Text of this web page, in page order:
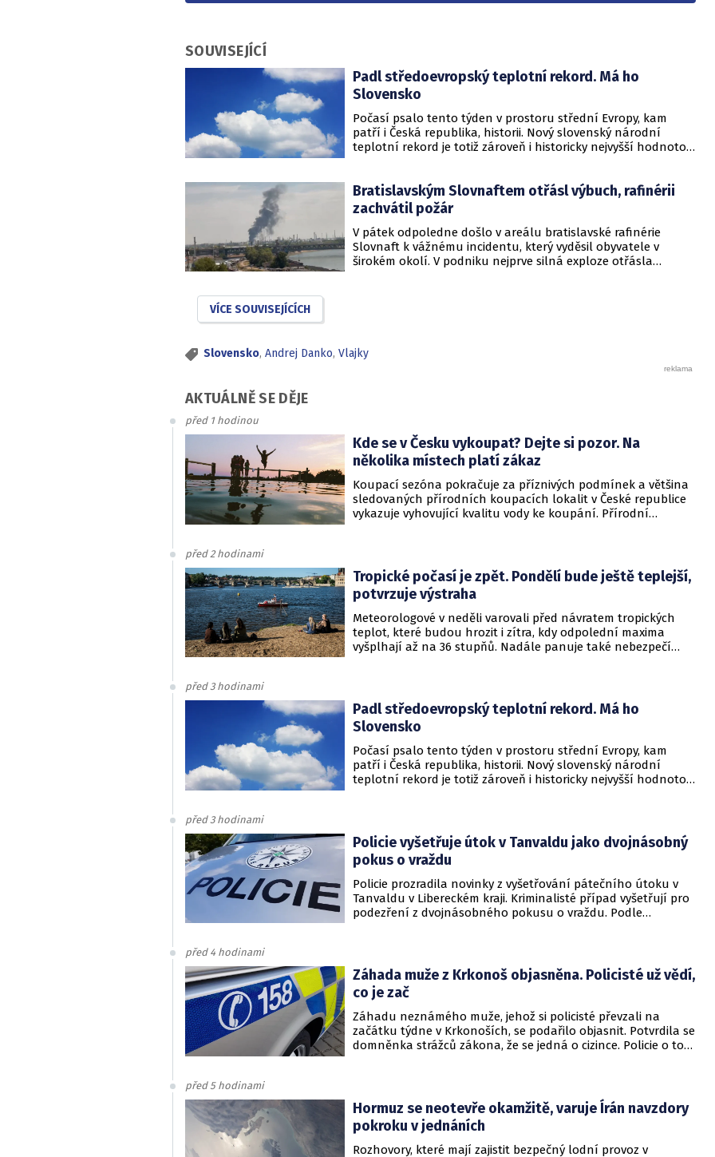
SOUVISEJÍCÍ
Padl středoevropský teplotní rekord. Má ho
Slovensko
Počasí psalo tento týden v prostoru střední Evropy, kam
patří i Česká republika, historii. Nový slovenský národní
teplotní rekord je totiž zároveň i historicky nejvyšší hodnotou
Bratislavským Slovnaftem otřásl výbuch, rafinérii
zachvátil požár
V pátek odpoledne došlo v areálu bratislavské rafinérie
Slovnaft k vážnému incidentu, který vyděsil obyvatele v
širokém okolí. V podniku nejprve silná exploze otřásla
VÍCE SOUVISEJÍCÍCH
Slovensko, Andrej Danko, Vlajky
AKTUÁLNĚ SE DĚJE
před 1 hodinou
Kde se v Česku vykoupat? Dejte si pozor. Na
několika místech platí zákaz
Koupací sezóna pokračuje za příznivých podmínek a většina
sledovaných přírodních koupacích lokalit v České republice
vykazuje vyhovující kvalitu vody ke koupání. Přírodní
často přesahujícími 30 °C.
před 2 hodinami
Tropické počasí je zpět. Pondělí bude ještě teplejší,
potvrzuje výstraha
Meteorologové v neděli varovali před návratem tropických
teplot, které budou hrozit i zítra, kdy odpolední maxima
vyšplhají až na 36 stupňů. Nadále panuje také nebezpečí
před 3 hodinami
Padl středoevropský teplotní rekord. Má ho
Slovensko
Počasí psalo tento týden v prostoru střední Evropy, kam
patří i Česká republika, historii. Nový slovenský národní
teplotní rekord je totiž zároveň i historicky nejvyšší hodnotou
před 3 hodinami
Policie vyšetřuje útok v Tanvaldu jako dvojnásobný
pokus o vraždu
Policie prozradila novinky z vyšetřování pátečního útoku v
Tanvaldu v Libereckém kraji. Kriminalisté případ vyšetřují pro
podezření z dvojnásobného pokusu o vraždu. Podle
před 4 hodinami
Záhada muže z Krkonoš objasněna. Policisté už vědí,
co je zač
Záhadu neznámého muže, jehož si policisté převzali na
začátku týdne v Krkonoších, se podařilo objasnit. Potvrdila se
domněnka strážců zákona, že se jedná o cizince. Policie o tom
před 5 hodinami
Hormuz se neotevře okamžitě, varuje Írán navzdory
pokroku v jednáních
Rozhovory, které mají zajistit bezpečný lodní provoz v